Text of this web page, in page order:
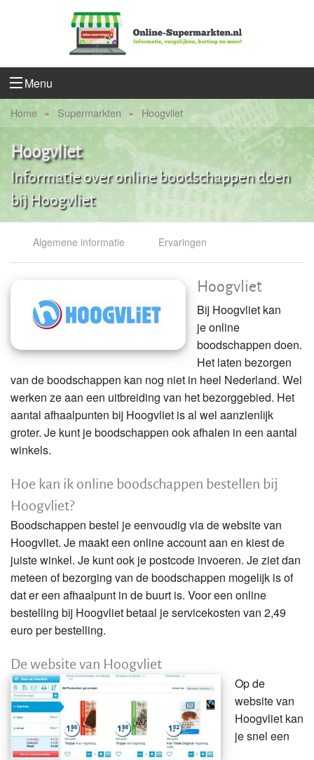
Menu
Home Supermarkten Hoogvliet
Hoogvliet
Informatie over online boodschappen doen
bij Hoogvliet
Algemene informatie Ervaringen
Hoogvliet
Bij Hoogvliet kan
je online
boodschappen doen.
Het laten bezorgen
van de boodschappen kan nog niet in heel Nederland. Wel
werken ze aan een uitbreiding van het bezorggebied. Het
aantal afhaalpunten bij Hoogvliet is al wel aanzienlijk
groter. Je kunt je boodschappen ook afhalen in een aantal
winkels.
Hoe kan ik online boodschappen bestellen bij
Hoogvliet?
Boodschappen bestel je eenvoudig via de website van
Hoogvliet. Je maakt een online account aan en kiest de
juiste winkel. Je kunt ook je postcode invoeren. Je ziet dan
meteen of bezorging van de boodschappen mogelijk is of
dat er een afhaalpunt in de buurt is. Voor een online
bestelling bij Hoogvliet betaal je servicekosten van 2,49
euro per bestelling.
De website van Hoogvliet
Op de
website van
Hoogvliet kan
je snel een